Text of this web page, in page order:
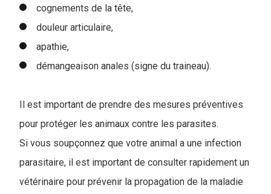
cognements de la tête,
douleur articulaire,
apathie,
démangeaison anales (signe du traineau).
Il est important de prendre des mesures préventives
pour protéger les animaux contre les parasites.
Si vous soupçonnez que votre animal a une infection
parasitaire, il est important de consulter rapidement un
vétérinaire pour prévenir la propagation de la maladie